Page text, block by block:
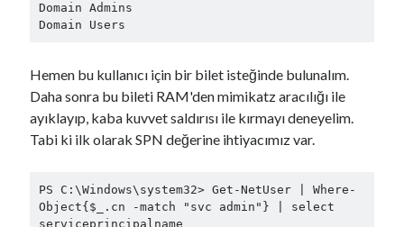
Firebase(3)
Flutter(2)
iOS(10)
Javascript(5)
Kotlin(15)
Kriptografi (4)
Linux
(1)
MSSQL(7)
Domain Admins
Domain Users
Hemen bu kullanıcı için bir bilet isteğinde bulunalım.
Daha sonra bu bileti RAM'den mimikatz aracılığı ile
ayıklayıp, kaba kuvvet saldırısı ile kırmayı deneyelim.
Tabi ki ilk olarak SPN değerine ihtiyacımız var.
PS C:\Windows\system32> Get-NetUser | Where-
Object{$_.cn -match "svc admin"} | select
serviceprincipalname